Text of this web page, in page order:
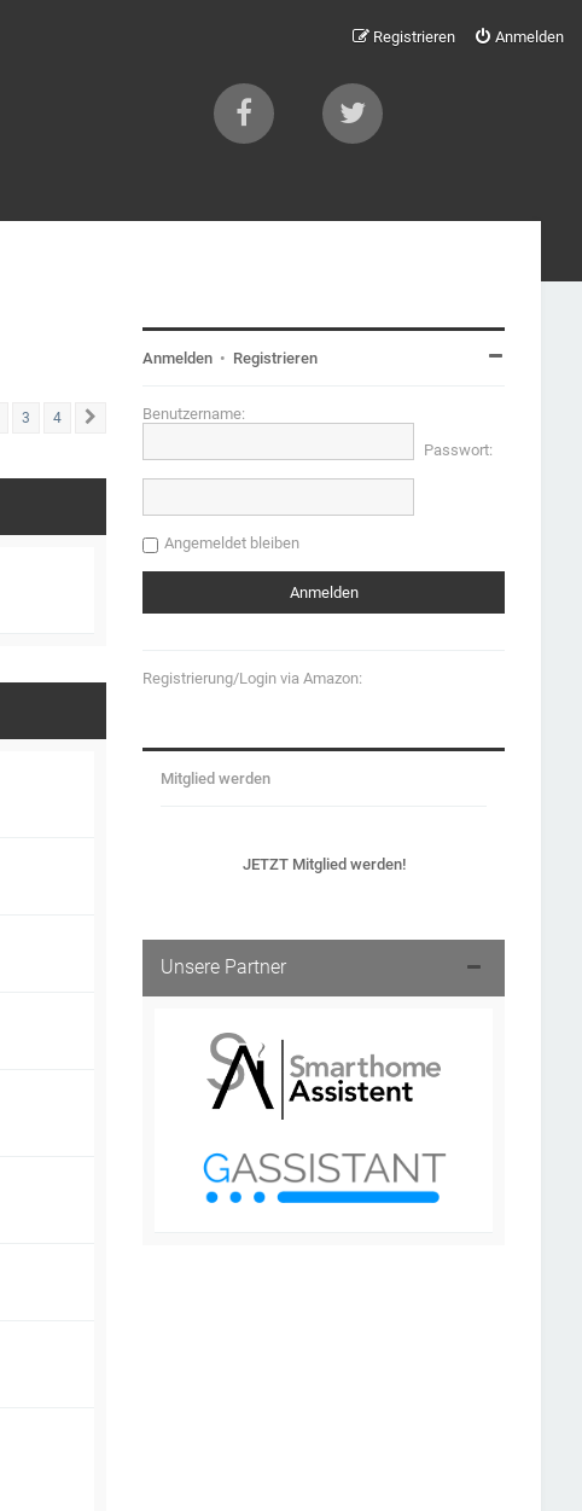
Anmelden
Registrieren
3 4 Nächste
Anmelden • Registrieren
Benutzername:
Passwort:
Angemeldet bleiben
Registrierung/Login via Amazon:
Mitglied werden
JETZT Mitglied werden!
Unsere Partner